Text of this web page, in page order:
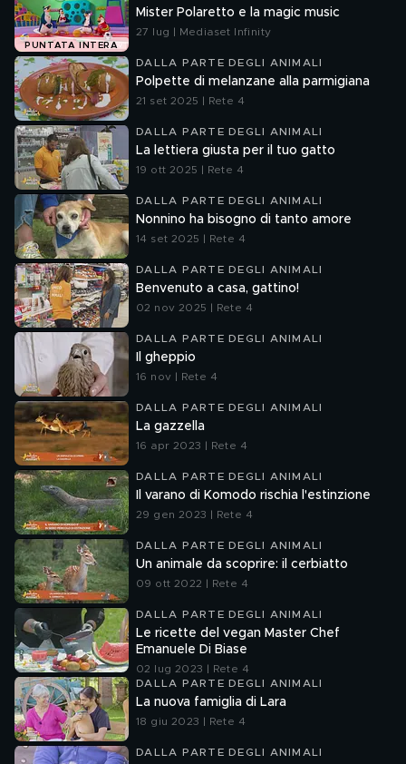
PUNTATA INTERA
Mister Polaretto e la magic music
27 lug | Mediaset Infinity
DALLA PARTE DEGLI ANIMALI
Polpette di melanzane alla parmigiana
21 set 2025 | Rete 4
DALLA PARTE DEGLI ANIMALI
La lettiera giusta per il tuo gatto
19 ott 2025 | Rete 4
DALLA PARTE DEGLI ANIMALI
Nonnino ha bisogno di tanto amore
14 set 2025 | Rete 4
DALLA PARTE DEGLI ANIMALI
Benvenuto a casa, gattino!
02 nov 2025 | Rete 4
DALLA PARTE DEGLI ANIMALI
Il gheppio
16 nov | Rete 4
DALLA PARTE DEGLI ANIMALI
La gazzella
16 apr 2023 | Rete 4
DALLA PARTE DEGLI ANIMALI
Il varano di Komodo rischia l'estinzione
29 gen 2023 | Rete 4
DALLA PARTE DEGLI ANIMALI
Un animale da scoprire: il cerbiatto
09 ott 2022 | Rete 4
DALLA PARTE DEGLI ANIMALI
Le ricette del vegan Master Chef
Emanuele Di Biase
02 lug 2023 | Rete 4
DALLA PARTE DEGLI ANIMALI
La nuova famiglia di Lara
18 giu 2023 | Rete 4
DALLA PARTE DEGLI ANIMALI